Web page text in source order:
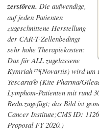
zerstören. Die aufwendige,
auf jeden Patienten
zugeschnittene Herstellung
der CAR-T-Zellenbedingt
sehr hohe Therapiekosten:
Das für ALL zugelassene
Kymriah™(Novartis) wird um
Yescarta® (Kite Pharma/
Lymphom-Patienten mit rund
Redn.zugefügt; das Bild ist
Cancer Institute;CMS ID:
Proposal FY 2020.)